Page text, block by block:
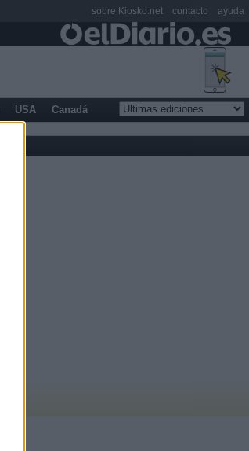
USA Canadá
sobre Kiosko.net contacto ayuda